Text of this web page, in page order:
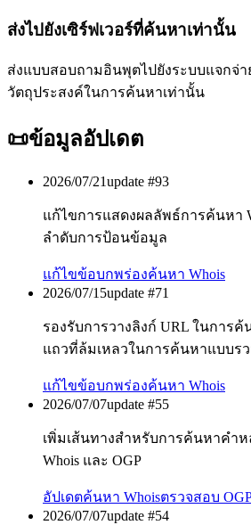
ส่งไปยังเซิร์ฟเวอร์ที่ค้นหาเท่านั้น
ส่งแบบสอบถามอินพุตไปยังระบบแจกจ่าย
วัตถุประสงค์ในการค้นหาเท่านั้น
📜ข้อมูลอัปเดต
2026/07/21update #93
แก้ไขการแสดงผลลัพธ์การค้นหา
ลำดับการป้อนข้อมูล
แก้ไขข้อบกพร่องค้นหา Whois
2026/07/15update #71
รองรับการวางลิงก์ URL ในการค้
แถวที่ล้มเหลวในการค้นหาแบบร
แก้ไขข้อบกพร่องค้นหา Whois
2026/07/07update #55
เพิ่มเส้นทางสำหรับการค้นหาคำ
Whois และ OGP
อัปเดตค้นหา Whoisตรวจสอบ
2026/07/07update #54